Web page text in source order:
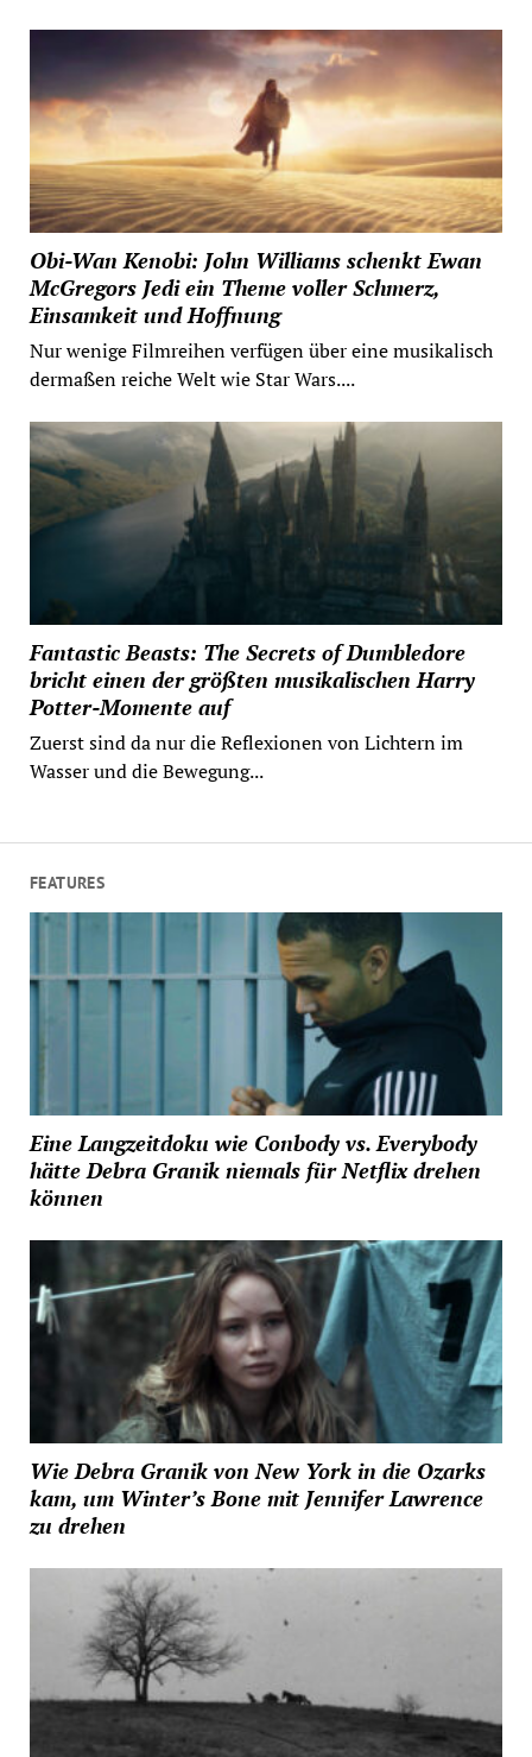
Obi-Wan Kenobi: John Williams schenkt Ewan
McGregors Jedi ein Theme voller Schmerz,
Einsamkeit und Hoffnung
Nur wenige Filmreihen verfügen über eine musikalisch
dermaßen reiche Welt wie Star Wars....
Fantastic Beasts: The Secrets of Dumbledore
bricht einen der größten musikalischen Harry
Potter-Momente auf
Zuerst sind da nur die Reflexionen von Lichtern im
Wasser und die Bewegung...
FEATURES
Eine Langzeitdoku wie Conbody vs. Everybody
hätte Debra Granik niemals für Netflix drehen
können
Wie Debra Granik von New York in die Ozarks
kam, um Winter’s Bone mit Jennifer Lawrence
zu drehen